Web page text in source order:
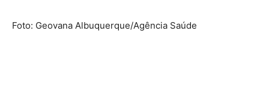
Foto: Geovana Albuquerque/Agência Saúde